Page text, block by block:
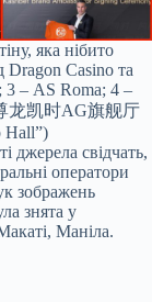
яка нібито
Dragon Casino та
– AS Roma; 4 –
龙凯时AG旗舰厅
Hall”)
джерела свідчать,
оператори
зображень
знята у
Маніла.